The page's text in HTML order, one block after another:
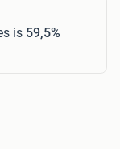
is 59,5%